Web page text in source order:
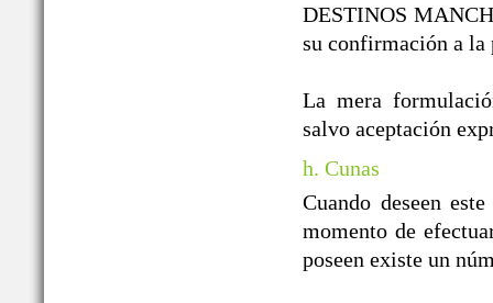
DESTINOS
su confirmación a
La mera
salvo aceptación
h. Cunas
Cuando deseen
momento de
poseen existe un